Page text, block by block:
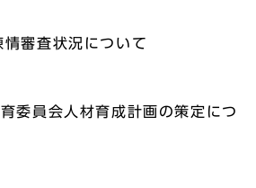
審査状況について
委員会人材育成計画の策定につ